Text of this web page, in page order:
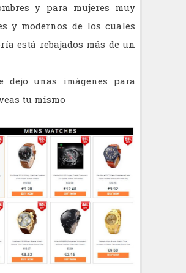
y para mujeres muy
y modernos de los cuales
está rebajados más de un
dejo unas imágenes para
tu mismo